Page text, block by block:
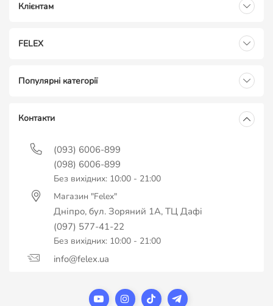
Клієнтам
FELEX
Популярні категорії
Контакти
(093) 6006-899
(098) 6006-899
Без вихідних: 10:00 - 21:00
Магазин "Felex"
Дніпро, бул. Зоряний 1А, ТЦ Дафі
(097) 577-41-22
Без вихідних: 10:00 - 21:00
info@felex.ua